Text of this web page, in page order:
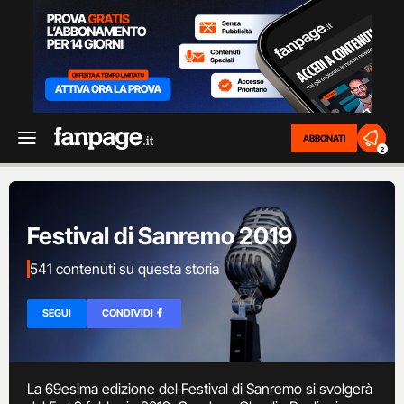
ABBONATI
2
Festival di Sanremo 2019
541 contenuti su questa storia
SEGUI CONDIVIDI
La 69esima edizione del Festival di Sanremo si svolgerà